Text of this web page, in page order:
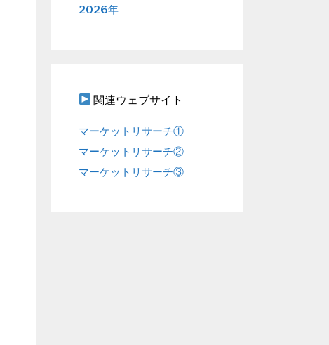
2026年
関連ウェブサイト
マーケットリサーチ①
マーケットリサーチ②
マーケットリサーチ③